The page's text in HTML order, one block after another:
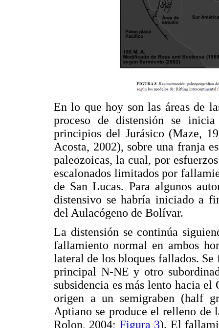
En lo que hoy son las áreas de
proceso de distensión se
principios del Jurásico (Maze,
Acosta, 2002), sobre una franja
paleozoicas, la cual, por
escalonados limitados por
de San Lucas. Para algunos
distensivo se habría iniciado a
del Aulacógeno de Bolívar.
La distensión se continúa
fallamiento normal en ambos
lateral de los bloques fallados. Se
principal N-NE y otro
subsidencia es más lento hacia
origen a un semigraben (half
Aptiano se produce el relleno de
Rolon, 2004; Figura 3). El